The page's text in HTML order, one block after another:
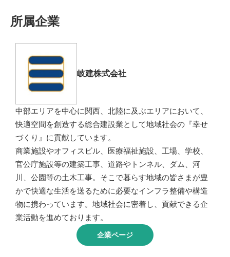
所属企業
岐建株式会社
中部エリアを中心に関西、北陸に及ぶエリアにおいて、
快適空間を創造する総合建設業として地域社会の『幸せ
づくり』に貢献しています。
商業施設やオフィスビル、医療福祉施設、工場、学校、
官公庁施設等の建築工事、道路やトンネル、ダム、河
川、公園等の土木工事。そこで暮らす地域の皆さまが豊
かで快適な生活を送るために必要なインフラ整備や構造
物に携わっています。地域社会に密着し、貢献できる企
業活動を進めております。
企業ページ